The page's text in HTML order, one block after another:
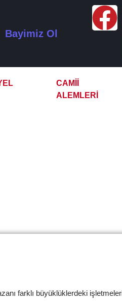
Bayimiz Ol
CAMII
ALEMLERI
farklı büyüklüklerdeki